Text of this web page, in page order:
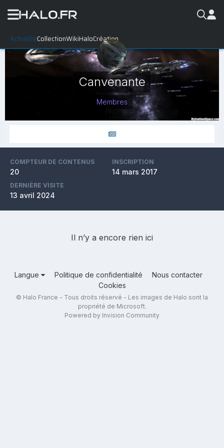
ActualitéCollectionWikiHaloCréation
Canvenante
Membres
COMPTEUR DE CONTENUS
20
INSCRIPTION
14 mars 2017
DERNIÈRE VISITE
13 avril 2024
Il n’y a encore rien ici
Langue Politique de confidentialité
Nous contacter
Cookies
© Halo France - Tous droits réservé - Les images de Halo sont la
propriété de Microsoft.
Powered by Invision Community